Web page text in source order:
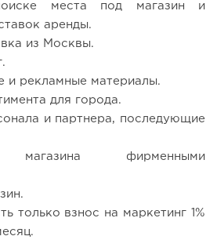
места под магазин и
аренды.
из Москвы.
и рекламные материалы.
для города.
и партнера, последующие
магазина фирменными
только взнос на маркетинг 1%